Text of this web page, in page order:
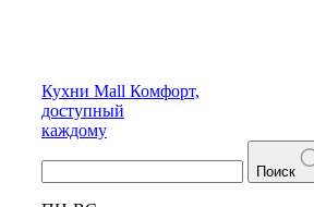
Кухни Mall Комфорт,
доступный
каждому
Поиск